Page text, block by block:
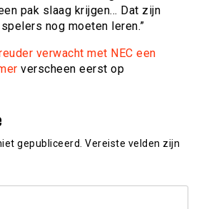
pak slaag krijgen… Dat zijn
nog moeten leren.”
verwacht met NEC een
verscheen eerst op
gepubliceerd. Vereiste velden zijn